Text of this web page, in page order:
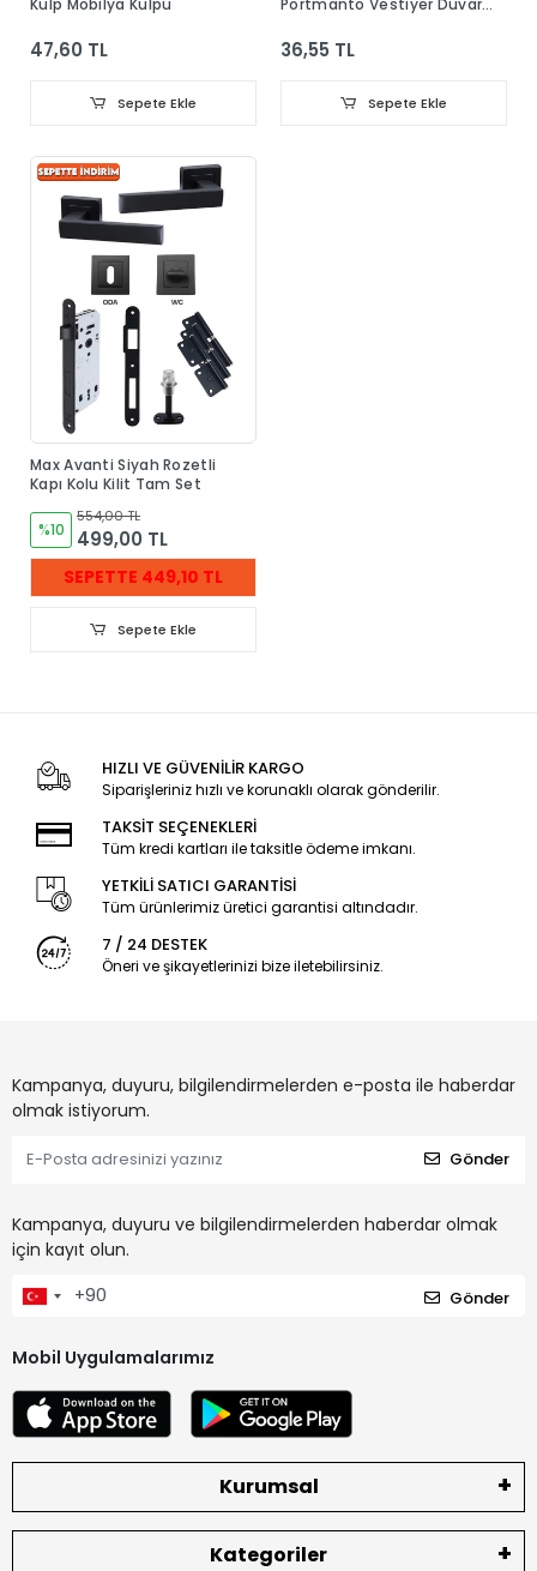
47,60 TL
Sepete Ekle
36,55 TL
Sepete Ekle
Max Avanti Siyah Rozetli
Kapı Kolu Kilit Tam Set
%10
554,00 TL
499,00 TL
SEPETTE 449,10 TL
Sepete Ekle
HIZLI VE GÜVENİLİR KARGO
Siparişleriniz hızlı ve korunaklı olarak gönderilir.
TAKSİT SEÇENEKLERİ
Tüm kredi kartları ile taksitle ödeme imkanı.
YETKİLİ SATICI GARANTİSİ
Tüm ürünlerimiz üretici garantisi altındadır.
7 / 24 DESTEK
Öneri ve şikayetlerinizi bize iletebilirsiniz.
Kampanya, duyuru, bilgilendirmelerden e-posta ile haberdar
olmak istiyorum.
Gönder
Kampanya, duyuru ve bilgilendirmelerden haberdar olmak
için kayıt olun.
Gönder
Mobil Uygulamalarımız
Kurumsal
Kategoriler